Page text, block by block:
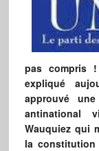
pas
expliqué
approuvé
antinational
Wauquiez qui
la constitution